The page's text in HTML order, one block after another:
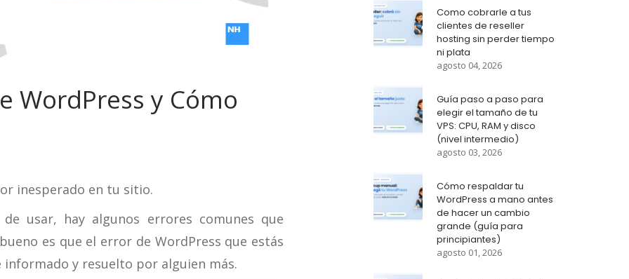
WordPress y Cómo
inesperado en tu sitio.
usar, hay algunos errores comunes que
es que el error de WordPress que estás
y resuelto por alguien más.
Como cobrarle a tus
clientes de reseller
hosting sin perder tiempo
ni plata
agosto 04, 2026
Guía paso a paso para
elegir el tamaño de tu
VPS: CPU, RAM y disco
(nivel intermedio)
agosto 03, 2026
Cómo respaldar tu
WordPress a mano antes
de hacer un cambio
grande (guía para
principiantes)
agosto 01, 2026